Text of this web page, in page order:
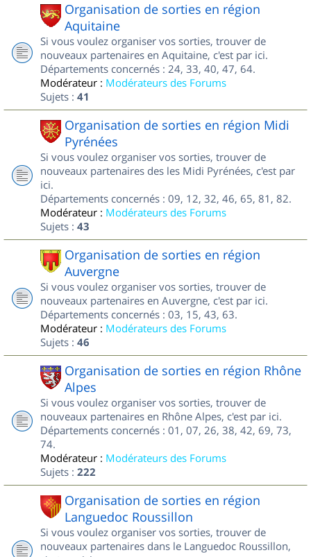
Organisation de sorties en région
Aquitaine
Si vous voulez organiser vos sorties, trouver de
nouveaux partenaires en Aquitaine, c'est par ici.
Départements concernés : 24, 33, 40, 47, 64.
Modérateur : Modérateurs des Forums
Sujets : 41
Organisation de sorties en région Midi
Pyrénées
Si vous voulez organiser vos sorties, trouver de
nouveaux partenaires des les Midi Pyrénées, c'est par
ici.
Départements concernés : 09, 12, 32, 46, 65, 81, 82.
Modérateur : Modérateurs des Forums
Sujets : 43
Organisation de sorties en région
Auvergne
Si vous voulez organiser vos sorties, trouver de
nouveaux partenaires en Auvergne, c'est par ici.
Départements concernés : 03, 15, 43, 63.
Modérateur : Modérateurs des Forums
Sujets : 46
Organisation de sorties en région Rhône
Alpes
Si vous voulez organiser vos sorties, trouver de
nouveaux partenaires en Rhône Alpes, c'est par ici.
Départements concernés : 01, 07, 26, 38, 42, 69, 73,
74.
Modérateur : Modérateurs des Forums
Sujets : 222
Organisation de sorties en région
Languedoc Roussillon
Si vous voulez organiser vos sorties, trouver de
nouveaux partenaires dans le Languedoc Roussillon,